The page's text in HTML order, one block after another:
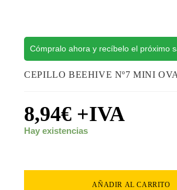
Cómpralo ahora y recíbelo el próximo
CEPILLO BEEHIVE Nº7 MINI
8,94€ +IVA
Hay existencias
AÑADIR AL CARRITO